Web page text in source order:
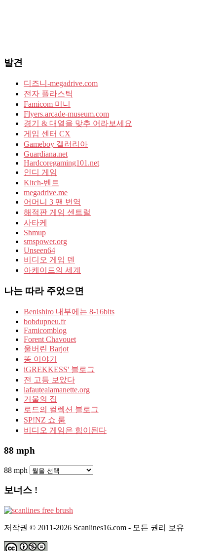
발견
디즈니-megadrive.com
전자 플라스틱
Famicom 미니
Flyers.arcade-museum.com
경기 & 대열을 맞추 어라보세요
게임 센터 CX
Gameboy 갤러리아
Guardiana.net
Hardcoregaming101.net
인디 게임
Kitch-벤트
megadrive.me
어머니 3 팬 번역
해적판 게임 센트럴
사타케
Shmup
smspower.org
Unseen64
비디오 게임 덴
아케이드의 세계
나는 따라 주었으면
Benishiro 내부에는 8-16bits
bobdupneu.fr
Famicomblog
Forent Chavouet
울버린 Barjot
똥 이야기
iGREKKESS' 블로그
전 고등 보았다
lafautealamanette.org
거울의 집
로드의 컬렉션 블로그
SP!NZ 쇼 룸
비디오 게임은 힘이된다
88 mph
88 mph
보너스 !
저작권 © 2011-2026 Scanlines16.com - 모든 권리 보유